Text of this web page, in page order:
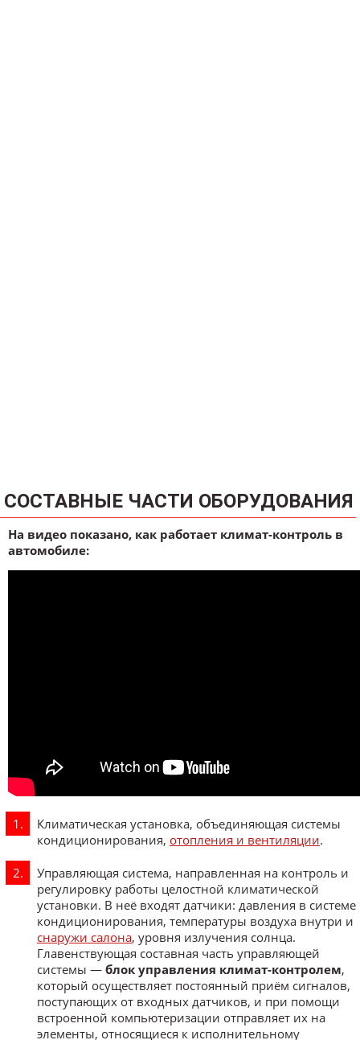
СОСТАВНЫЕ ЧАСТИ ОБОРУДОВАНИЯ
На видео показано, как работает климат-контроль в
автомобиле:
Климатическая установка, объединяющая системы
кондиционирования, отопления и вентиляции.
Управляющая система, направленная на контроль и
регулировку работы целостной климатической
установки. В неё входят датчики: давления в системе
кондиционирования, температуры воздуха внутри и
снаружи салона, уровня излучения солнца.
Главенствующая составная часть управляющей
системы — блок управления климат-контролем,
который осуществляет постоянный приём сигналов,
поступающих от входных датчиков, и при помощи
встроенной компьютеризации отправляет их на
элементы, относящиеся к исполнительному